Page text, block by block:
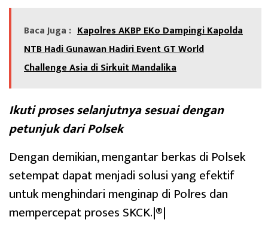
Baca Juga : ‎Kapolres AKBP EKo Dampingi Kapolda
NTB Hadi Gunawan Hadiri Event GT World
Challenge Asia di Sirkuit Mandalika
Ikuti proses selanjutnya sesuai dengan
petunjuk dari Polsek
Dengan demikian, mengantar berkas di Polsek
setempat dapat menjadi solusi yang efektif
untuk menghindari menginap di Polres dan
mempercepat proses SKCK.|®|